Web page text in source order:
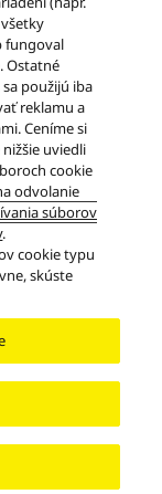
Systém G90
údajov
- organizačná zložka
fungoval
Ostatné
použijú iba
reklamu a
Ceníme si
uviedli
cookie
odvolanie
súborov
.
cookie typu
skúste